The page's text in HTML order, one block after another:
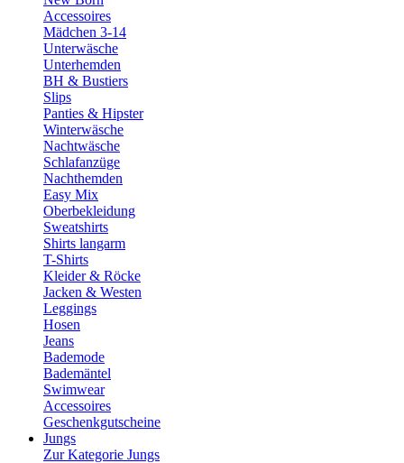
Accessoires
Mädchen 3-14
Unterwäsche
Unterhemden
BH & Bustiers
Slips
Panties & Hipster
Winterwäsche
Nachtwäsche
Schlafanzüge
Nachthemden
Easy Mix
Oberbekleidung
Sweatshirts
Shirts langarm
T-Shirts
Kleider & Röcke
Jacken & Westen
Leggings
Hosen
Jeans
Bademode
Bademäntel
Swimwear
Accessoires
Geschenkgutscheine
Jungs
Zur Kategorie Jungs